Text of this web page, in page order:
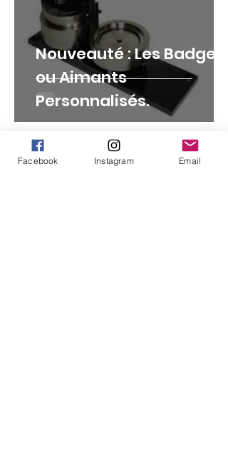
Nouveauté : Les Badges
ou Aimants
Personnalisés.
Facebook Instagram Email